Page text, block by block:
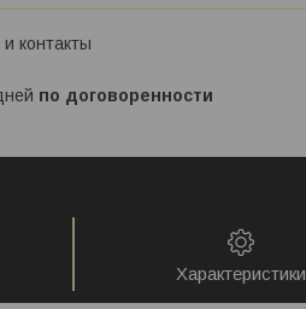
контакты
по договоренности
Характеристики